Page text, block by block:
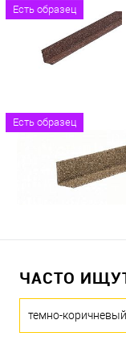
Есть образец
Есть образец
ЧАСТО
темно-